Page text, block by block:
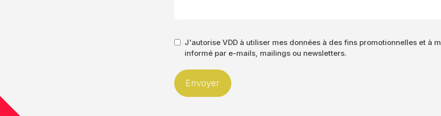
Authorisation
*
J'autorise VDD à utiliser mes données à des fins promotionnelles et à
informé par e-mails, mailings ou newsletters.